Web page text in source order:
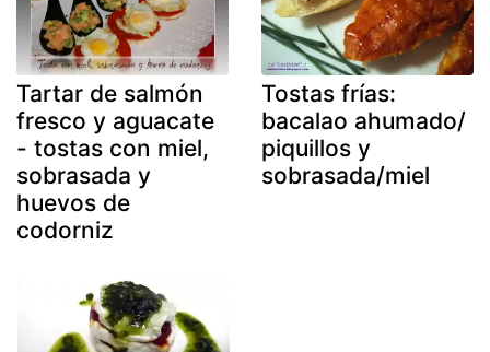
Tartar de salmón
fresco y aguacate
- tostas con miel,
sobrasada y
huevos de
codorniz
Tostas frías:
bacalao ahumado/
piquillos y
sobrasada/miel